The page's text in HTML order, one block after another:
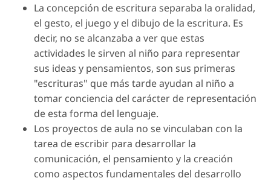
La concepción de escritura separaba la oralidad,
el gesto, el juego y el dibujo de la escritura. Es
decir, no se alcanzaba a ver que estas
actividades le sirven al niño para representar
sus ideas y pensamientos, son sus primeras
"escrituras" que más tarde ayudan al niño a
tomar conciencia del carácter de representación
de esta forma del lenguaje.
Los proyectos de aula no se vinculaban con la
tarea de escribir para desarrollar la
comunicación, el pensamiento y la creación
como aspectos fundamentales del desarrollo